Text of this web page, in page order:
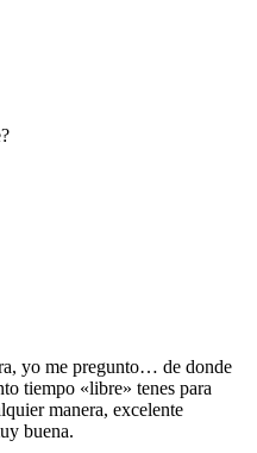
yo me pregunto… de donde
tiempo «libre» tenes para
manera, excelente
buena.